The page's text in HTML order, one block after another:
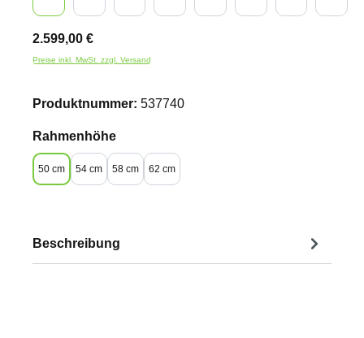
2.599,00 €
Preise inkl. MwSt. zzgl. Versand
Produktnummer: 537740
Rahmenhöheauswählen
50 cm 54 cm 58 cm 62 cm
Beschreibung